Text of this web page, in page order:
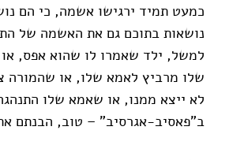
כמעט תמיד ירגישו אשמה, כי הם
נושאות בתוכם גם את האשמה של
למשל, ילד שאמרו לו שהוא אפס,
שלו מרביץ לאמא שלו, או שהמורה
לא ייצא ממנו, או שאמא שלו
ב"פאסיב-אגרסיב" – טוב, הבנתם